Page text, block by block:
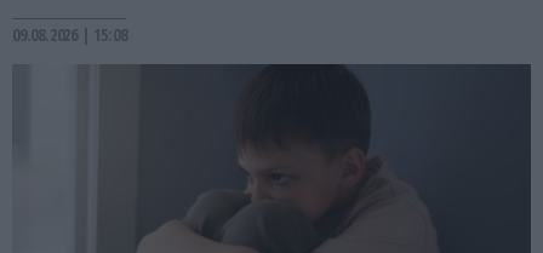
09.08.2026 | 15:08